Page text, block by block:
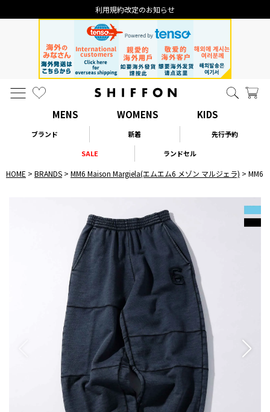
利用規約改定のお知らせ
MENS WOMENS KIDS
ブランド 新着
先行予約
SALE
ランドセル
HOME BRANDS MM6 Maison Margiela(エムエム6 メゾン マルジェラ) MM6